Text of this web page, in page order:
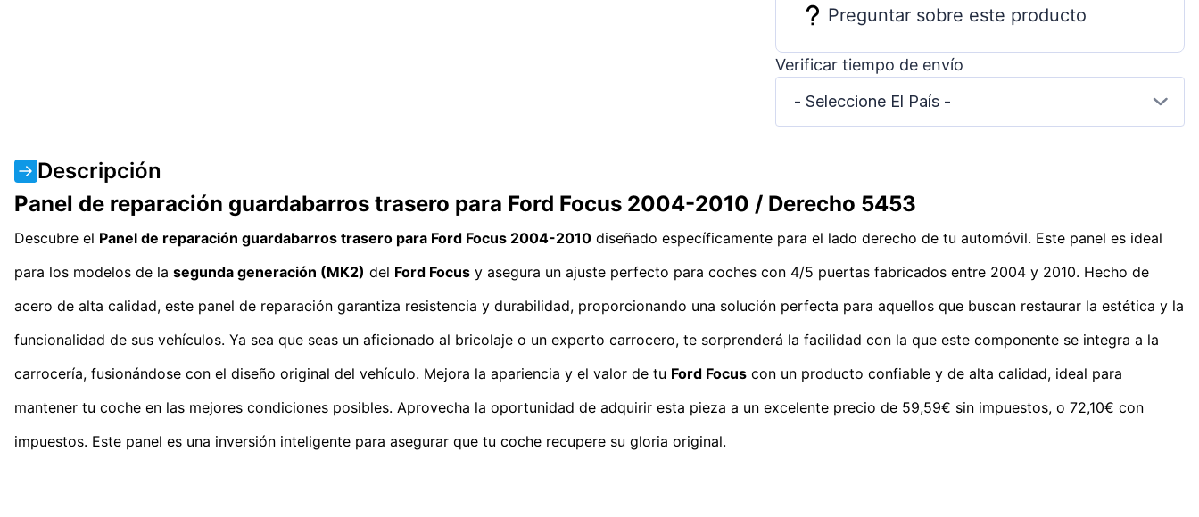
Preguntar sobre este producto
Verificar tiempo de envío
- Seleccione El País -
Descripción
Panel de reparación guardabarros trasero para Ford Focus 2004-2010 / Derecho 5453
Descubre el Panel de reparación guardabarros trasero para Ford Focus 2004-2010 diseñado específicamente para el lado derecho de tu automóvil. Este panel es ideal
para los modelos de la segunda generación (MK2) del Ford Focus y asegura un ajuste perfecto para coches con 4/5 puertas fabricados entre 2004 y 2010. Hecho de
acero de alta calidad, este panel de reparación garantiza resistencia y durabilidad, proporcionando una solución perfecta para aquellos que buscan restaurar la estética y la
funcionalidad de sus vehículos. Ya sea que seas un aficionado al bricolaje o un experto carrocero, te sorprenderá la facilidad con la que este componente se integra a la
carrocería, fusionándose con el diseño original del vehículo. Mejora la apariencia y el valor de tu Ford Focus con un producto confiable y de alta calidad, ideal para
mantener tu coche en las mejores condiciones posibles. Aprovecha la oportunidad de adquirir esta pieza a un excelente precio de 59,59€ sin impuestos, o 72,10€ con
impuestos. Este panel es una inversión inteligente para asegurar que tu coche recupere su gloria original.